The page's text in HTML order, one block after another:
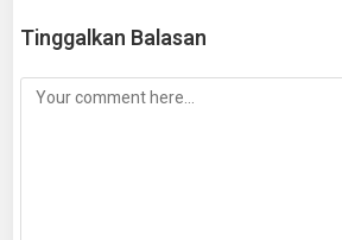
Tinggalkan Balasan